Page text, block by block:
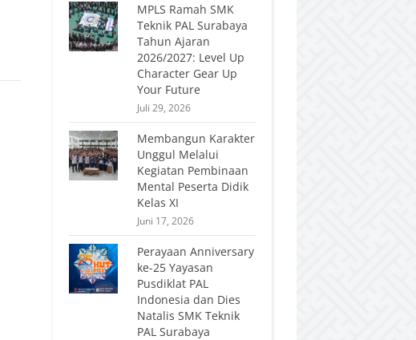
MPLS Ramah SMK
Teknik PAL Surabaya
Tahun Ajaran
2026/2027: Level Up
Character Gear Up
Your Future
Juli 29, 2026
Membangun Karakter
Unggul Melalui
Kegiatan Pembinaan
Mental Peserta Didik
Kelas XI
Juni 17, 2026
Perayaan Anniversary
ke-25 Yayasan
Pusdiklat PAL
Indonesia dan Dies
Natalis SMK Teknik
PAL Surabaya